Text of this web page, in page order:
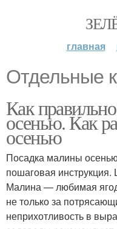
главная
Отдельные
Как
осенью. Как
осенью
Посадка малины
пошаговая
Малина — любимая
не только за
неприхотливость в